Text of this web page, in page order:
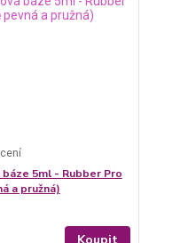
5ml - Rubber Pro
a pružná)
Koupit